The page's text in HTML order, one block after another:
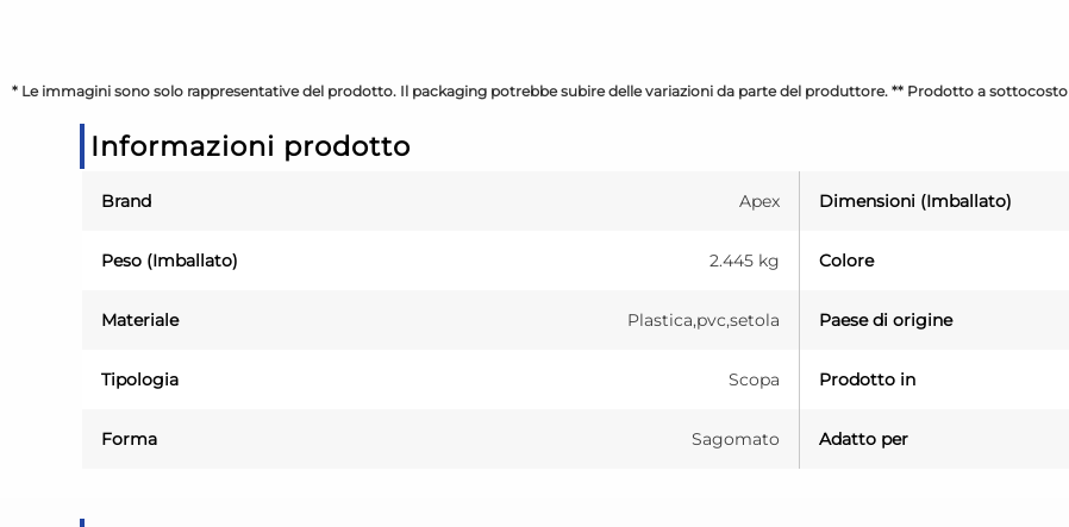
* Le immagini sono solo rappresentative del prodotto. Il packaging potrebbe subire delle variazioni da parte del produttore. ** Prodotto a sottocosto
Informazioni prodotto
Brand Apex Dimensioni (Imballato)
Peso (Imballato) 2.445 kg Colore
Materiale Plastica,pvc,setola Paese di origine
Tipologia Scopa Prodotto in
Forma Sagomato Adatto per